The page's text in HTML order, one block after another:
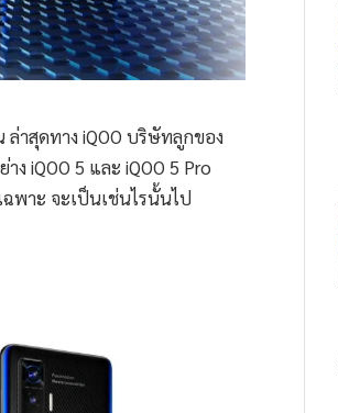
ล่าสุดทาง iQOO บริษัทลูกของ
iQOO 5 และ iQOO 5 Pro
พาะ จะเป็นเช่นไรนั้นไป